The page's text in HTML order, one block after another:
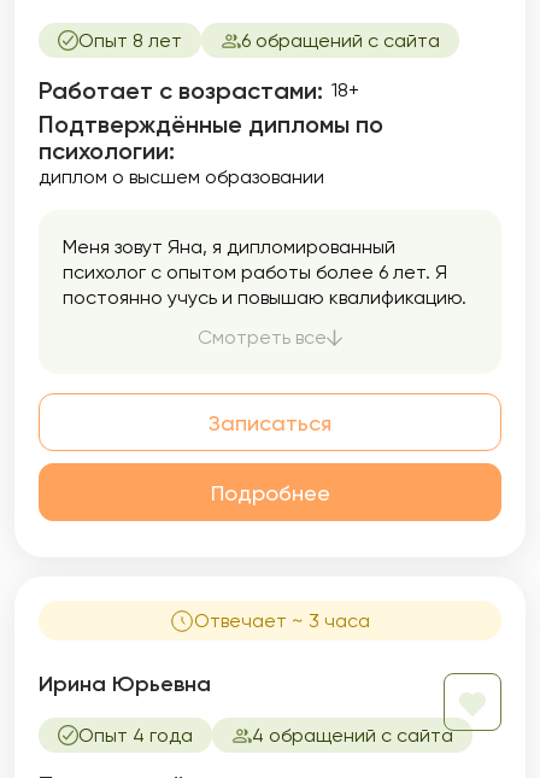
Опыт 8 лет 6 обращений с сайта
Работает с возрастами: 18+
Подтверждённые дипломы по
психологии:
диплом о высшем образовании
Меня зовут Яна, я дипломированный
психолог с опытом работы более 6 лет. Я
постоянно учусь и повышаю квалификацию.
Петербурге и онлайн с клиентами из разных
бережно выбираю техники и методы для
каждого клиента.
Смотреть все
Записаться
Подробнее
Отвечает ~ 3 часа
Ирина Юрьевна
Опыт 4 года 4 обращений с сайта